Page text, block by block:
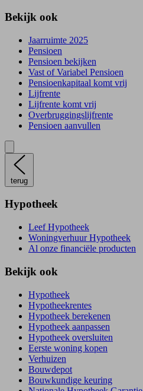
Bekijk ook
Jaarruimte 2025
Pensioen
Pensioen bekijken
Vast of Variabel Pensioen
Pensioenkapitaal komt vrij
Lijfrente
Lijfrente komt vrij
Overbruggingslijfrente
Pensioen aanvullen
terug
Hypotheek
Leef Hypotheek
Woningverhuur Hypotheek
Al onze financiële producten
Bekijk ook
Hypotheek
Hypotheekrentes
Hypotheek berekenen
Hypotheek aanpassen
Hypotheek oversluiten
Eerste woning kopen
Verhuizen
Bouwdepot
Bouwkundige keuring